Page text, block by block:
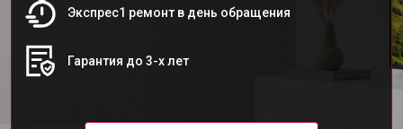
Экспрес1 ремонт в день обращения
Гарантия до 3-х лет